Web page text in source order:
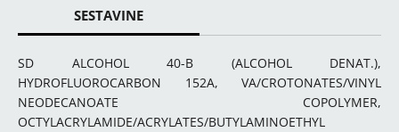
SESTAVINE
SD ALCOHOL 40-B (ALCOHOL DENAT.),
HYDROFLUOROCARBON 152A, VA/CROTONATES/VINYL
NEODECANOATE COPOLYMER,
OCTYLACRYLAMIDE/ACRYLATES/BUTYLAMINOETHYL